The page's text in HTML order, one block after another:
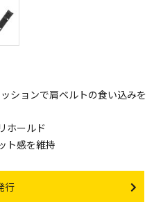
ションで肩ベルトの食い込みを
ホールド
ト感を維持
Issuance
行